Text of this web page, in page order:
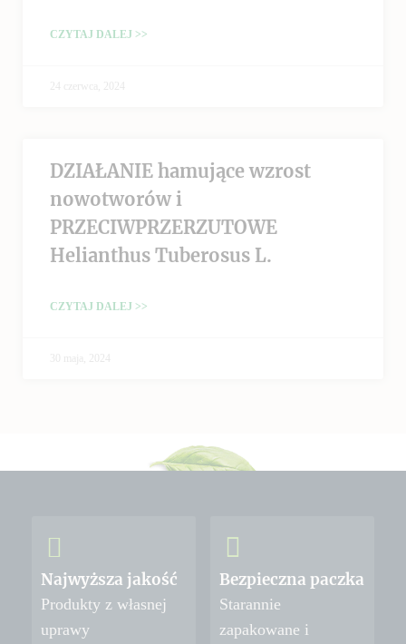
CZYTAJ DALEJ >>
24 czerwca, 2024
DZIAŁANIE hamujące wzrost
nowotworów i
PRZECIWPRZERZUTOWE
Helianthus Tuberosus L.
CZYTAJ DALEJ >>
30 maja, 2024
Najwyższa jakość
Produkty z własnej
uprawy
Bezpieczna paczka
Starannie
zapakowane i